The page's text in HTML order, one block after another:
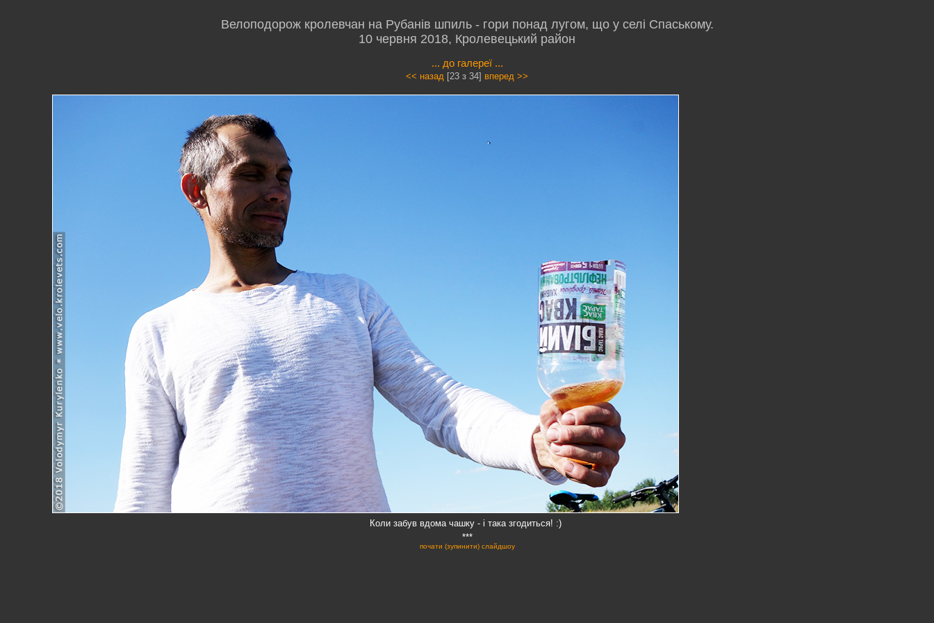
Велоподорож кролевчан на Рубанів шпиль - гори понад лугом, що у селі Спаському.
10 червня 2018, Кролевецький район
... до галереї ...
<< назад [23 з 34] вперед >>
Коли забув вдома чашку - і така згодиться! :)
***
почати (зупинити) слайдшоу